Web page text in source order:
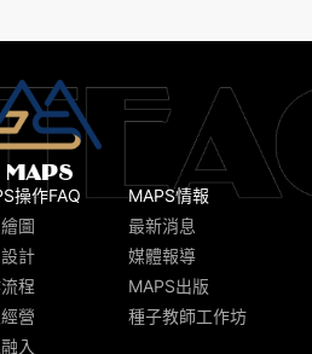
操作FAQ
圖
計
程
營
入
MAPS情報
最新消息
媒體報導
MAPS出版
種子教師工作坊